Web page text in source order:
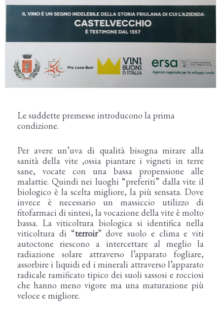
Le suddette premesse introducono la prima
condizione.
Per avere un’uva di qualità bisogna mirare alla
sanità della vite ,ossia piantare i vigneti in terre
sane, vocate con una bassa propensione alle
malattie. Quindi nei luoghi “preferiti” dalla vite il
biologico è la scelta migliore, la più sensata. Dove
invece è necessario un massiccio utilizzo di
fitofarmaci di sintesi, la vocazione della vite è molto
bassa. La viticoltura biologica si identifica nella
viticoltura di “terroir” dove suolo e clima e viti
autoctone riescono a intercettare al meglio la
radiazione solare attraverso l’apparato fogliare,
assorbire i liquidi ed i minerali attraverso l’apparato
radicale ramificato tipico dei suoli sassosi e rocciosi
che hanno meno vigore ma una maturazione più
veloce e migliore.